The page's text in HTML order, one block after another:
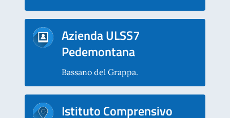
Azienda ULSS7
Pedemontana
Bassano del Grappa.
Istituto Comprensivo